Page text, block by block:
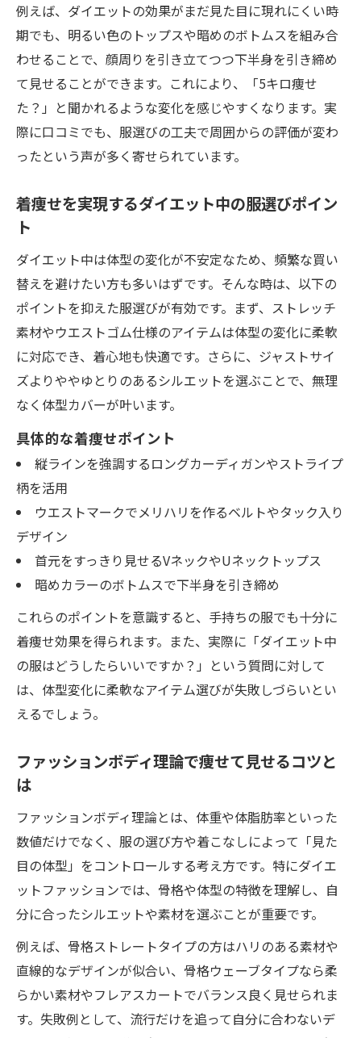
指す
体型変化を活かすダイエット中ファッション術
ダイエット中の体型変化を楽しむ服選びの
工夫
ファッションボディの効果と実感できる着
痩せ術
し術
ント
ダイエットの成果を最大限に生かすスタイ
ル術
今ある服で5キロ細見えを実現する秘訣
ダイエットを意識した手持ち服の活用テク
ニック
今あるファッションで細見えを叶える裏ワ
ザ
ダイエット中も無駄なく服を着回すポイン
ファッションボディ口コミに学ぶ着こなし
シルエット重視のファッションで印象を変
える方法
体型カバーを目指す方必見のダイエット戦略
ダイエットとファッションで体型カバーの
成功法則
ファッションボディの効果とリスクを徹底
検証
体型変化を味方にするダイエットの進め方
ダイエット中の悩みを解消する着痩せの工
夫
ファッションの力で叶うダイエットの効果的演
出
演出術
ファッションボディの評判と着痩せ実例紹
介
例えば、ダイエットの効果がまだ見た目に現れにくい時
期でも、明るい色のトップスや暗めのボトムスを組み合
わせることで、顔周りを引き立てつつ下半身を引き締め
て見せることができます。これにより、「5キロ痩せ
た？」と聞かれるような変化を感じやすくなります。実
際に口コミでも、服選びの工夫で周囲からの評価が変わ
ったという声が多く寄せられています。
着痩せを実現するダイエット中の服選びポイン
ト
ダイエット中は体型の変化が不安定なため、頻繁な買い
替えを避けたい方も多いはずです。そんな時は、以下の
ポイントを抑えた服選びが有効です。まず、ストレッチ
素材やウエストゴム仕様のアイテムは体型の変化に柔軟
に対応でき、着心地も快適です。さらに、ジャストサイ
ズよりややゆとりのあるシルエットを選ぶことで、無理
なく体型カバーが叶います。
具体的な着痩せポイント
縦ラインを強調するロングカーディガンやストライプ
柄を活用
ウエストマークでメリハリを作るベルトやタック入り
デザイン
首元をすっきり見せるVネックやUネックトップス
暗めカラーのボトムスで下半身を引き締め
これらのポイントを意識すると、手持ちの服でも十分に
着痩せ効果を得られます。また、実際に「ダイエット中
の服はどうしたらいいですか？」という質問に対して
は、体型変化に柔軟なアイテム選びが失敗しづらいとい
えるでしょう。
ファッションボディ理論で痩せて見せるコツと
は
ファッションボディ理論とは、体重や体脂肪率といった
数値だけでなく、服の選び方や着こなしによって「見た
目の体型」をコントロールする考え方です。特にダイエ
ットファッションでは、骨格や体型の特徴を理解し、自
分に合ったシルエットや素材を選ぶことが重要です。
例えば、骨格ストレートタイプの方はハリのある素材や
直線的なデザインが似合い、骨格ウェーブタイプなら柔
らかい素材やフレアスカートでバランス良く見せられま
す。失敗例として、流行だけを追って自分に合わないデ